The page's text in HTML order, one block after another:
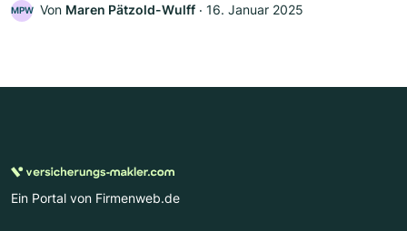
MPW Von Maren Pätzold-Wulff ‧ 16. Januar 2025
Ein Portal von Firmenweb.de